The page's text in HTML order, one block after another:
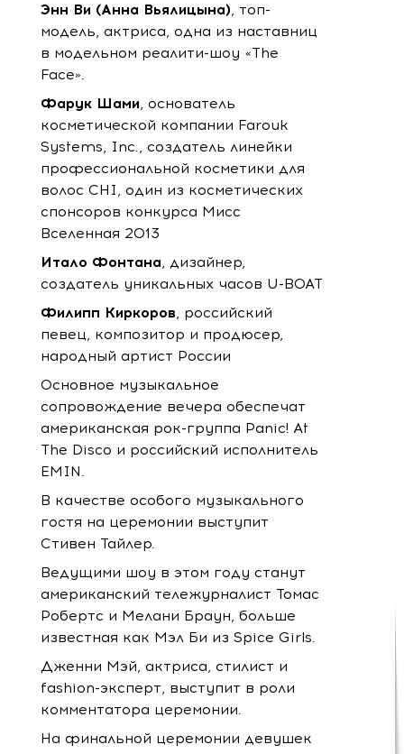
Энн Ви (Анна Вьялицына), топ-
модель, актриса, одна из наставниц
в модельном реалити-шоу «The
Face».
Фарук Шами, основатель
косметической компании Farouk
Systems, Inc., создатель линейки
профессиональной косметики для
волос CHI, один из косметических
спонсоров конкурса Мисс
Вселенная 2013
Итало Фонтана, дизайнер,
создатель уникальных часов U-BOAT
Филипп Киркоров, российский
певец, композитор и продюсер,
народный артист России
Основное музыкальное
сопровождение вечера обеспечат
американская рок-группа Panic! At
The Disco и российский исполнитель
EMIN.
В качестве особого музыкального
гостя на церемонии выступит
Стивен Тайлер.
Ведущими шоу в этом году станут
американский тележурналист Томас
Робертс и Мелани Браун, больше
известная как Мэл Би из Spice Girls.
Дженни Мэй, актриса, стилист и
fashion-эксперт, выступит в роли
комментатора церемонии.
На финальной церемонии девушек